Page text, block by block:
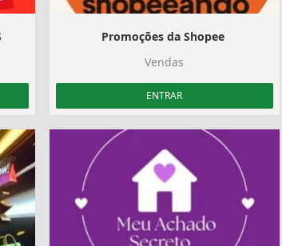
Promoções da Shopee ️
Vendas
ENTRAR